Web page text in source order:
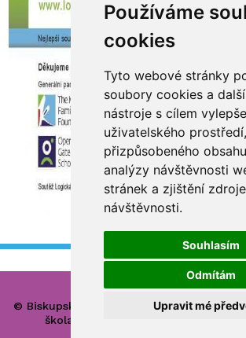
Používáme
cookies
Tyto webové stránky
soubory cookies a
nástroje s cílem
uživatelského
přizpůsobeného
analýzy návštěvnosti
stránek a zjištění zdroje
návštěvnosti.
Souhlasím
Odmítám
Upravit mé
© Biskupské gymnázium, církevní
škola a základní umělecká škola